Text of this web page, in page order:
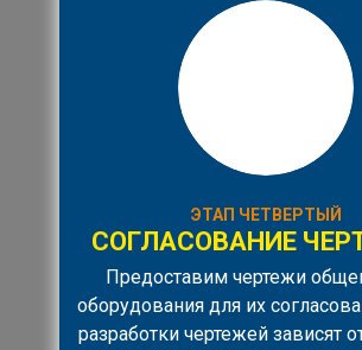
ЭТАП ЧЕТВЕРТЫЙ
СОГЛАСОВАНИЕ
Предоставим чертежи
оборудования для их
разработки чертежей зависят